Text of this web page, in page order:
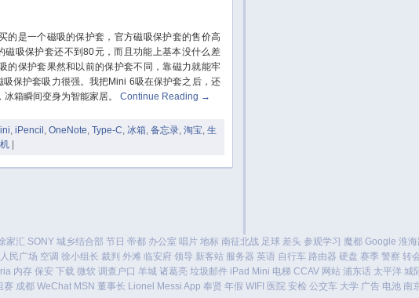
是一个磁吸的保护套，官方磁吸保护套的售价高
磁吸保护套还不到80元，而且功能上基本没什么差
的保护套果然和以前的保护套不同，靠磁力就能牢
保护套吸力很强。我把Mini 6吸在保护套之后，还
箱瞬间变身为智能家居。
Continue Reading →
, iPencil , OneNote, Type-C, 冰箱, 备忘录, 淘宝, 生
家汇 SONY 城乡结合部 节日 帝都 办公室 唱片 地标 南征北战 足球 差头 参观学习 魔都 Google 淮海
人民广场 空调 徐小组长 裁判 外滩 临安府 领导 新客站 服务器 英语 自行车 路由器 硬盘 赛季 警察 转
内存 保安 下载 微软 调查户口 羊城 诸葛亮 垃圾邮件 iPad Mini 电梯 CCAV 网站 浦东话 太平洋 城
赛 成都 WeChat MSN 董事长 Lionel Messi App 奉贤 年假 WIFI 医院 安检 公交车 大学 广告 电池 南